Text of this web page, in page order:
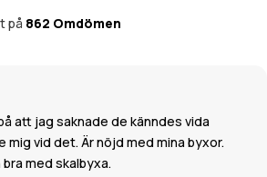
på 862 Omdömen
att jag saknade de känndes vida
mig vid det. Är nöjd med mina byxor.
med skalbyxa.